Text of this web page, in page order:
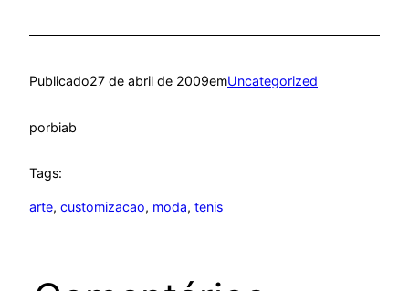
Publicado27 de abril de 2009emUncategorized
porbiab
Tags:
arte, customizacao, moda, tenis